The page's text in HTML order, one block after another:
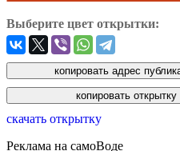
Выберите цвет открытки:
скачать открытку
Реклама на самоВоде